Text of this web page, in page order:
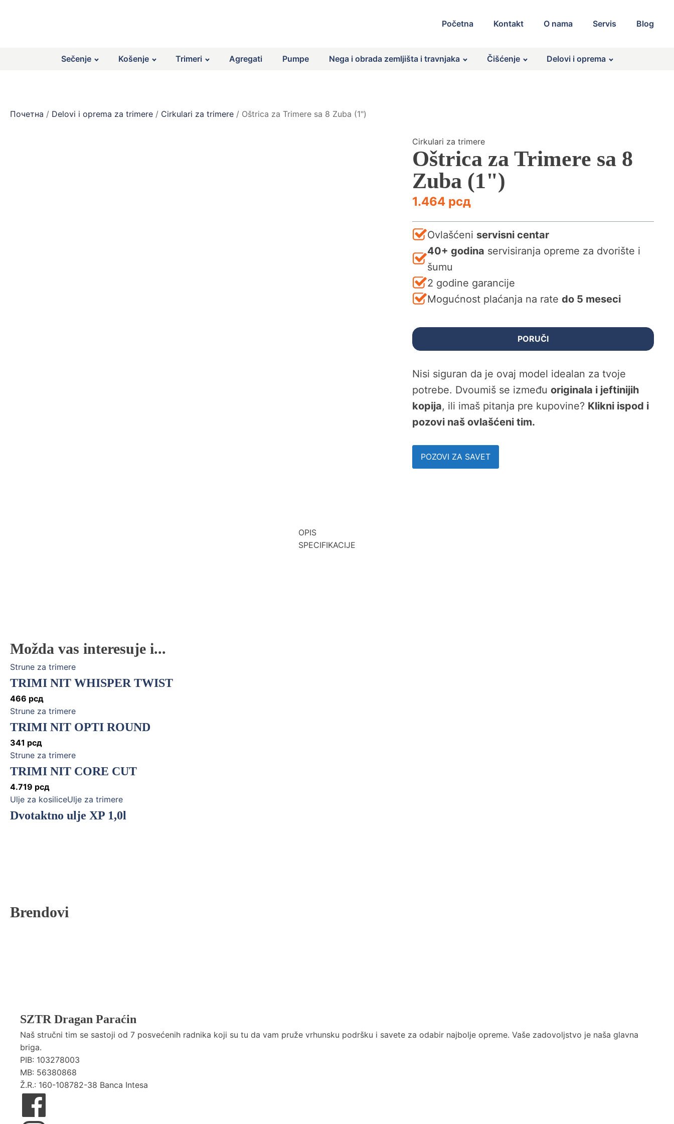
Početna Kontakt O nama Servis Blog
Sečenje Košenje Trimeri Agregati Pumpe Nega i obrada zemljišta i travnjaka Čišćenje Delovi i oprema
Почетна / Delovi i oprema za trimere / Cirkulari za trimere / Oštrica za Trimere sa 8 Zuba (1")
Cirkulari za trimere
Oštrica za Trimere sa 8
Zuba (1")
1.464 рсд
Ovlašćeni servisni centar
40+ godina servisiranja opreme za dvorište i
šumu
2 godine garancije
Mogućnost plaćanja na ratedo 5 meseci
PORUČI
Nisi siguran da je ovaj model idealan za tvoje
potrebe. Dvoumiš se izmeđuoriginala i jeftinijih
kopija, ili imaš pitanja pre kupovine? Klikni ispod i
pozovi naš ovlašćeni tim.
POZOVI ZA SAVET
OPIS
SPECIFIKACIJE
Možda vas interesuje i...
Strune za trimere
TRIMI NIT WHISPER TWIST
466 рсд
Strune za trimere
TRIMI NIT OPTI ROUND
341 рсд
Strune za trimere
TRIMI NIT CORE CUT
4.719 рсд
Ulje za kosiliceUlje za trimere
Dvotaktno ulje XP 1,0l
Brendovi
SZTR Dragan Paraćin
Naš stručni tim se sastoji od 7 posvećenih radnika koji su tu da vam pruže vrhunsku podršku i savete za odabir najbolje opreme. Vaše zadovoljstvo je naša glavna
briga.
PIB: 103278003
MB: 56380868
Ž.R.: 160-108782-38 Banca Intesa